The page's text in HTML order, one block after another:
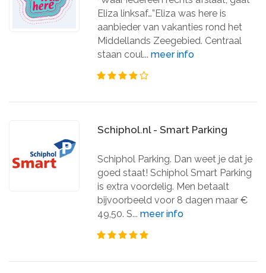
Eliza linksaf…”Eliza was here is
aanbieder van vakanties rond het
Middellands Zeegebied. Centraal
staan coul...meer info
Schiphol.nl - Smart Parking
Schiphol Parking. Dan weet je dat je
goed staat! Schiphol Smart Parking
is extra voordelig. Men betaalt
bijvoorbeeld voor 8 dagen maar €
49,50. S...meer info